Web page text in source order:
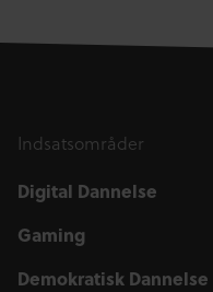
Indsatsområder
Digital Dannelse
Gaming
Demokratisk Dannelse